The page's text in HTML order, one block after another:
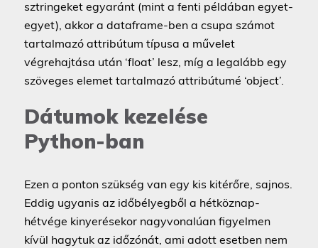
sztringeket egyaránt (mint a fenti példában egyet-
egyet), akkor a dataframe-ben a csupa számot
tartalmazó attribútum típusa a művelet
végrehajtása után ‘float’ lesz, míg a legalább egy
szöveges elemet tartalmazó attribútumé ‘object’.
Dátumok kezelése
Python-ban
Ezen a ponton szükség van egy kis kitérőre, sajnos.
Eddig ugyanis az időbélyegből a hétköznap-
hétvége kinyerésekor nagyvonalúan figyelmen
kívül hagytuk az időzónát, ami adott esetben nem